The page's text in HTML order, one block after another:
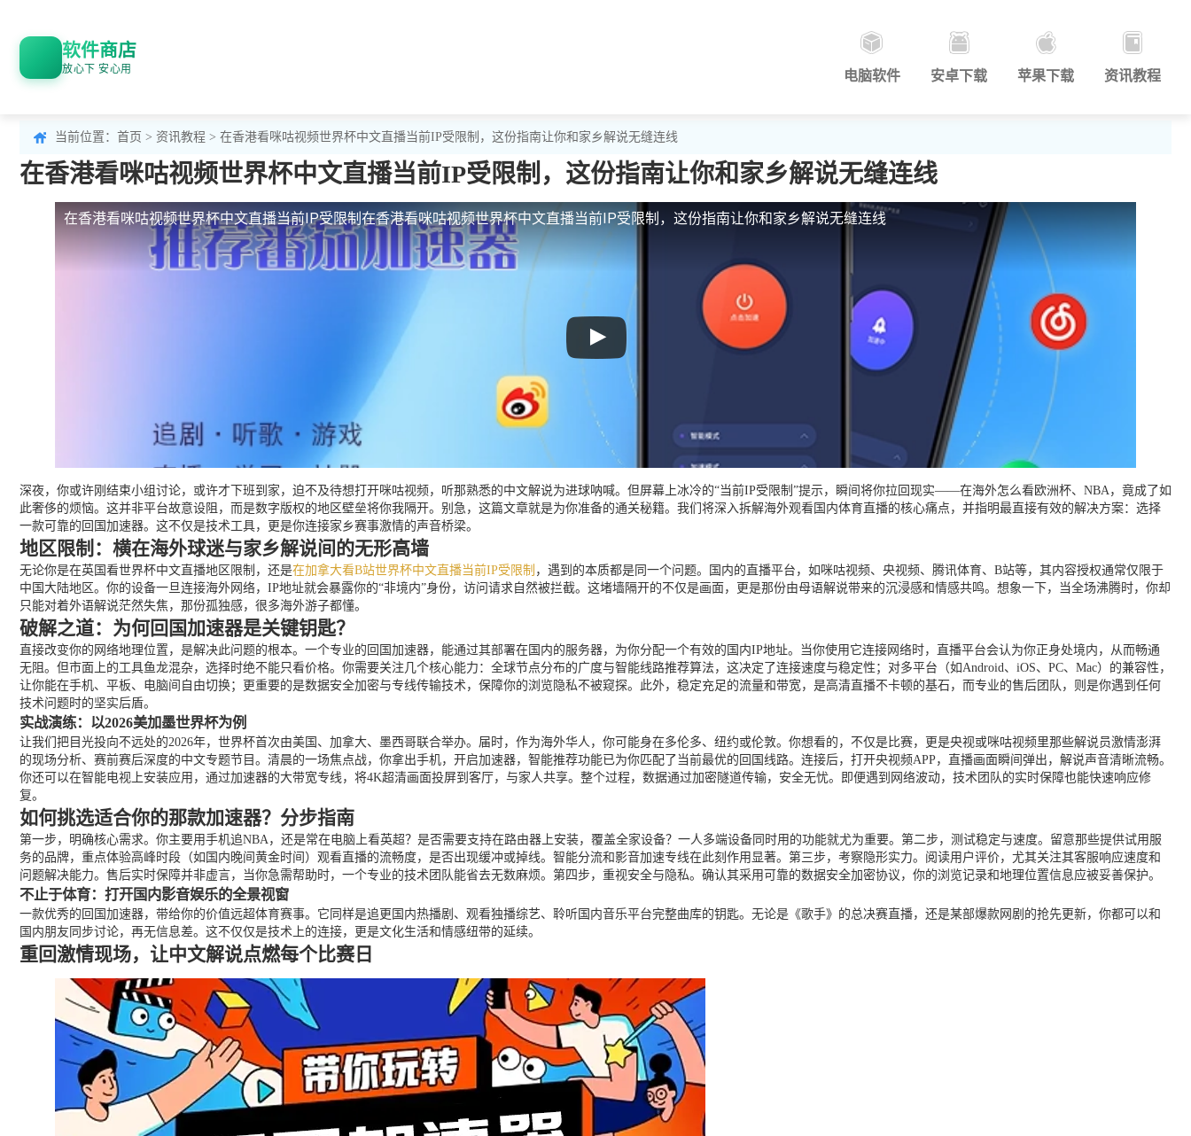
软件商店
放心下 安心用 电脑软件 安卓下载 苹果下载 资讯教程
当前位置： 首页 > 资讯教程 > 在香港看咪咕视频世界杯中文直播当前IP受限制，这份指南让你和家乡解说无缝连线
在香港看咪咕视频世界杯中文直播当前IP受限制，这份指南让你和家乡解说无缝连线
在香港看咪咕视频世界杯中文直播当前IP受限制 在香港看咪咕视频世界杯中文直播当前IP受限制，这份指南让你和家乡解说无缝连线
深夜，你或许刚结束小组讨论，或许才下班到家，迫不及待想打开咪咕视频，听那熟悉的中文解说为进球呐喊。但屏幕上冰冷的“当前IP受限制”提示，瞬间将你拉回现实——在海外怎么看欧洲杯、NBA，竟成了如
此奢侈的烦恼。这并非平台故意设阻，而是数字版权的地区壁垒将你我隔开。别急，这篇文章就是为你准备的通关秘籍。我们将深入拆解海外观看国内体育直播的核心痛点，并指明最直接有效的解决方案：选择
一款可靠的回国加速器。这不仅是技术工具，更是你连接家乡赛事激情的声音桥梁。
地区限制：横在海外球迷与家乡解说间的无形高墙
无论你是在英国看世界杯中文直播地区限制，还是在加拿大看B站世界杯中文直播当前IP受限制 ，遇到的本质都是同一个问题。国内的直播平台，如咪咕视频、央视频、腾讯体育、B站等，其内容授权通常仅限于
中国大陆地区。你的设备一旦连接海外网络，IP地址就会暴露你的“非境内”身份，访问请求自然被拦截。这堵墙隔开的不仅是画面，更是那份由母语解说带来的沉浸感和情感共鸣。想象一下，当全场沸腾时，你却
只能对着外语解说茫然失焦，那份孤独感，很多海外游子都懂。
破解之道：为何回国加速器是关键钥匙？
直接改变你的网络地理位置，是解决此问题的根本。一个专业的回国加速器，能通过其部署在国内的服务器，为你分配一个有效的国内IP地址。当你使用它连接网络时，直播平台会认为你正身处境内，从而畅通
无阻。但市面上的工具鱼龙混杂，选择时绝不能只看价格。你需要关注几个核心能力：全球节点分布的广度与智能线路推荐算法，这决定了连接速度与稳定性；对多平台（如Android、iOS、PC、Mac）的兼容性，
让你能在手机、平板、电脑间自由切换；更重要的是数据安全加密与专线传输技术，保障你的浏览隐私不被窥探。此外，稳定充足的流量和带宽，是高清直播不卡顿的基石，而专业的售后团队，则是你遇到任何
技术问题时的坚实后盾。
实战演练：以2026美加墨世界杯为例
让我们把目光投向不远处的2026年，世界杯首次由美国、加拿大、墨西哥联合举办。届时，作为海外华人，你可能身在多伦多、纽约或伦敦。你想看的，不仅是比赛，更是央视或咪咕视频里那些解说员激情澎湃
的现场分析、赛前赛后深度的中文专题节目。清晨的一场焦点战，你拿出手机，开启加速器，智能推荐功能已为你匹配了当前最优的回国线路。连接后，打开央视频APP，直播画面瞬间弹出，解说声音清晰流畅。
你还可以在智能电视上安装应用，通过加速器的大带宽专线，将4K超清画面投屏到客厅，与家人共享。整个过程，数据通过加密隧道传输，安全无忧。即便遇到网络波动，技术团队的实时保障也能快速响应修
复。
如何挑选适合你的那款加速器？分步指南
第一步，明确核心需求。你主要用手机追NBA，还是常在电脑上看英超？是否需要支持在路由器上安装，覆盖全家设备？一人多端设备同时用的功能就尤为重要。第二步，测试稳定与速度。留意那些提供试用服
务的品牌，重点体验高峰时段（如国内晚间黄金时间）观看直播的流畅度，是否出现缓冲或掉线。智能分流和影音加速专线在此刻作用显著。第三步，考察隐形实力。阅读用户评价，尤其关注其客服响应速度和
问题解决能力。售后实时保障并非虚言，当你急需帮助时，一个专业的技术团队能省去无数麻烦。第四步，重视安全与隐私。确认其采用可靠的数据安全加密协议，你的浏览记录和地理位置信息应被妥善保护。
不止于体育：打开国内影音娱乐的全景视窗
一款优秀的回国加速器，带给你的价值远超体育赛事。它同样是追更国内热播剧、观看独播综艺、聆听国内音乐平台完整曲库的钥匙。无论是《歌手》的总决赛直播，还是某部爆款网剧的抢先更新，你都可以和
国内朋友同步讨论，再无信息差。这不仅仅是技术上的连接，更是文化生活和情感纽带的延续。
重回激情现场，让中文解说点燃每个比赛日